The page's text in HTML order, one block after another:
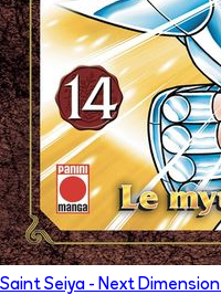
Saint Seiya - Next Dimension